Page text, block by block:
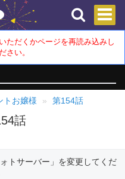
ただくかページを再読み込みし
さい。
トお嬢様 第154話
話
トサーバー」を変更してくだ